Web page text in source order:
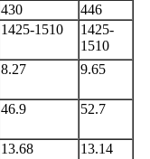
430
446
1425-1510
1425-
1510
8.27 9.65
46.9 52.7
13.68 13.14